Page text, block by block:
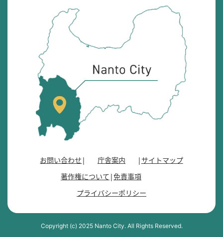
位
置
を
記
し
た
地
。
富
南
西
お問い合わせ 庁舎案内
サイトマップ
著作権について 免責事項
プライバシーポリシー
Copyright (c) 2025 Nanto City. All Rights Reserved.